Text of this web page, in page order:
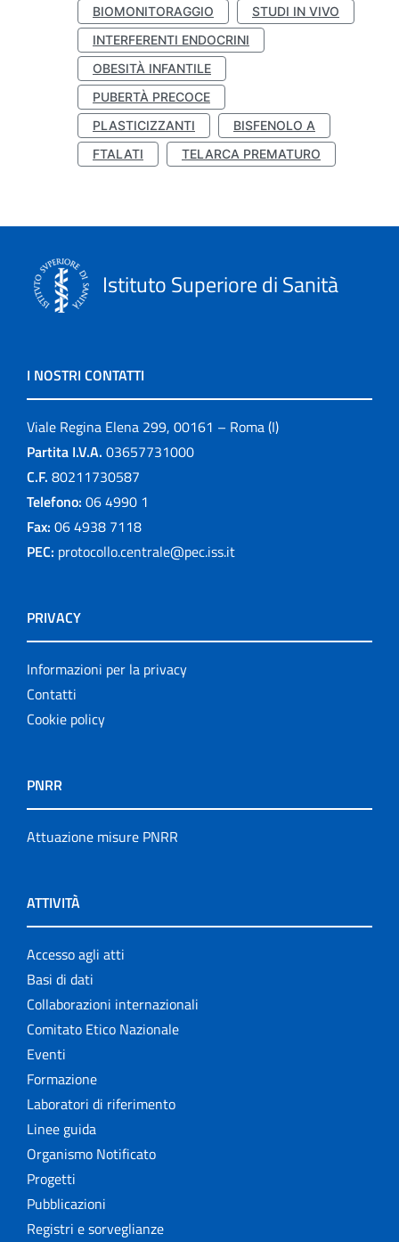
BIOMONITORAGGIO
STUDI IN VIVO
INTERFERENTI ENDOCRINI
OBESITÀ INFANTILE
PUBERTÀ PRECOCE
PLASTICIZZANTI
BISFENOLO A
FTALATI
TELARCA PREMATURO
Istituto Superiore di Sanità
I NOSTRI CONTATTI
Viale Regina Elena 299, 00161 – Roma (I)
Partita I.V.A. 03657731000
C.F. 80211730587
Telefono: 06 4990 1
Fax: 06 4938 7118
PEC: protocollo.centrale@pec.iss.it
PRIVACY
Informazioni per la privacy
Contatti
Cookie policy
PNRR
Attuazione misure PNRR
ATTIVITÀ
Accesso agli atti
Basi di dati
Collaborazioni internazionali
Comitato Etico Nazionale
Eventi
Formazione
Laboratori di riferimento
Linee guida
Organismo Notificato
Progetti
Pubblicazioni
Registri e sorveglianze